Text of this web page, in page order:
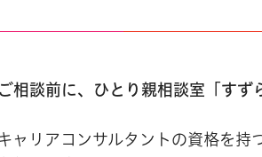
談前に、ひとり親相談室「すず
リアコンサルタントの資格を持